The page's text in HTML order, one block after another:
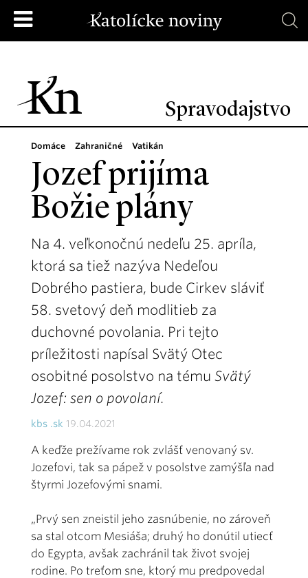
Spravodajstvo
Domáce Zahraničné Vatikán
Jozef prijíma
Božie plány
Na 4. veľkonočnú nedeľu 25. apríla,
ktorá sa tiež nazýva Nedeľou
Dobrého pastiera, bude Cirkev sláviť
58. svetový deň modlitieb za
duchovné povolania. Pri tejto
príležitosti napísal Svätý Otec
osobitné posolstvo na tému Svätý
Jozef: sen o povolaní.
kbs .sk 19.04.2021
A keďže prežívame rok zvlášť venovaný sv.
Jozefovi, tak sa pápež v posolstve zamýšľa nad
štyrmi Jozefovými snami.
„Prvý sen zneistil jeho zasnúbenie, no zároveň
sa stal otcom Mesiáša; druhý ho donútil utiecť
do Egypta, avšak zachránil tak život svojej
rodine. Po treťom sne, ktorý mu predpovedal